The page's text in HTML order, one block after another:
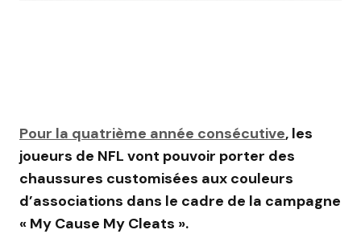
Pour la quatrième année consécutive, les
joueurs de NFL vont pouvoir porter des
chaussures customisées aux couleurs
d’associations dans le cadre de la campagne
« My Cause My Cleats ».